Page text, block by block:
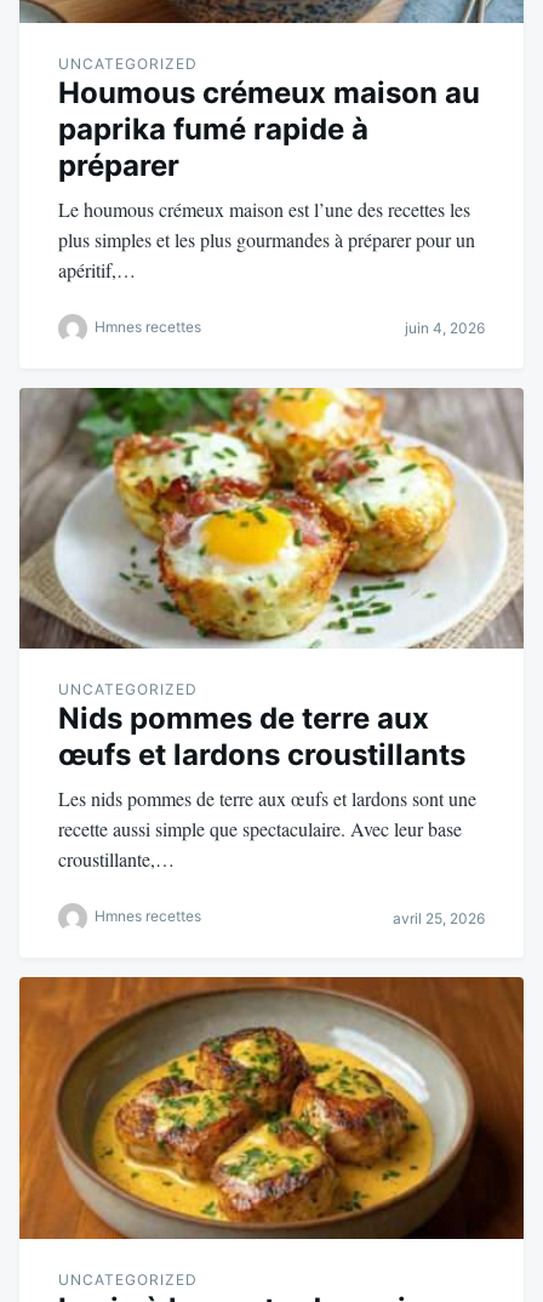
UNCATEGORIZED
Houmous crémeux maison au
paprika fumé rapide à
préparer
Le houmous crémeux maison est l’une des recettes les
plus simples et les plus gourmandes à préparer pour un
apéritif,…
Hmnes recettes juin 4, 2026
UNCATEGORIZED
Nids pommes de terre aux
œufs et lardons croustillants
Les nids pommes de terre aux œufs et lardons sont une
recette aussi simple que spectaculaire. Avec leur base
croustillante,…
Hmnes recettes avril 25, 2026
UNCATEGORIZED